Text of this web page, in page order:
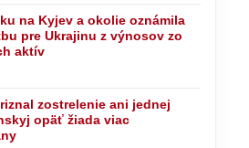
na Kyjev a okolie oznámila
pre Ukrajinu z výnosov zo
aktív
zostrelenie ani jednej
opäť žiada viac